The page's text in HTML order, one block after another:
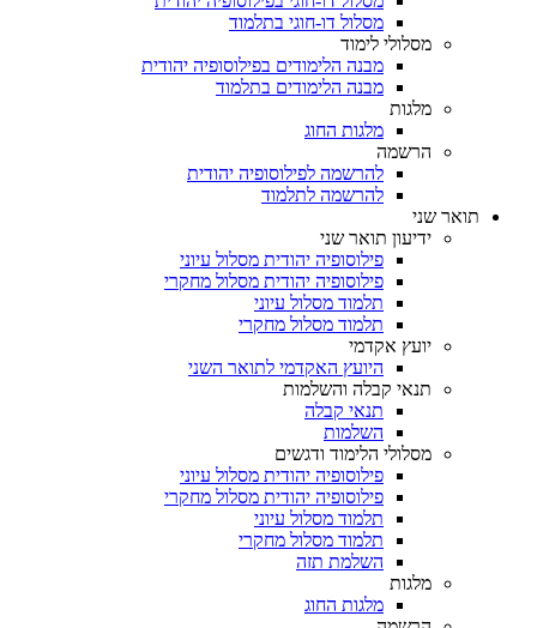
מסלול דו-חוגי בתלמוד
מסלולי לימוד
מבנה הלימודים בפילוסופיה יהודית
מבנה הלימודים בתלמוד
מלגות
מלגות החוג
הרשמה
להרשמה לפילוסופיה יהודית
להרשמה לתלמוד
תואר שני
ידיעון תואר שני
פילוסופיה יהודית מסלול עיוני
פילוסופיה יהודית מסלול מחקרי
תלמוד מסלול עיוני
תלמוד מסלול מחקרי
יועץ אקדמי
היועץ האקדמי לתואר השני
תנאי קבלה והשלמות
תנאי קבלה
השלמות
מסלולי הלימוד ודגשים
פילוסופיה יהודית מסלול עיוני
פילוסופיה יהודית מסלול מחקרי
תלמוד מסלול עיוני
תלמוד מסלול מחקרי
השלמת תזה
מלגות
מלגות החוג